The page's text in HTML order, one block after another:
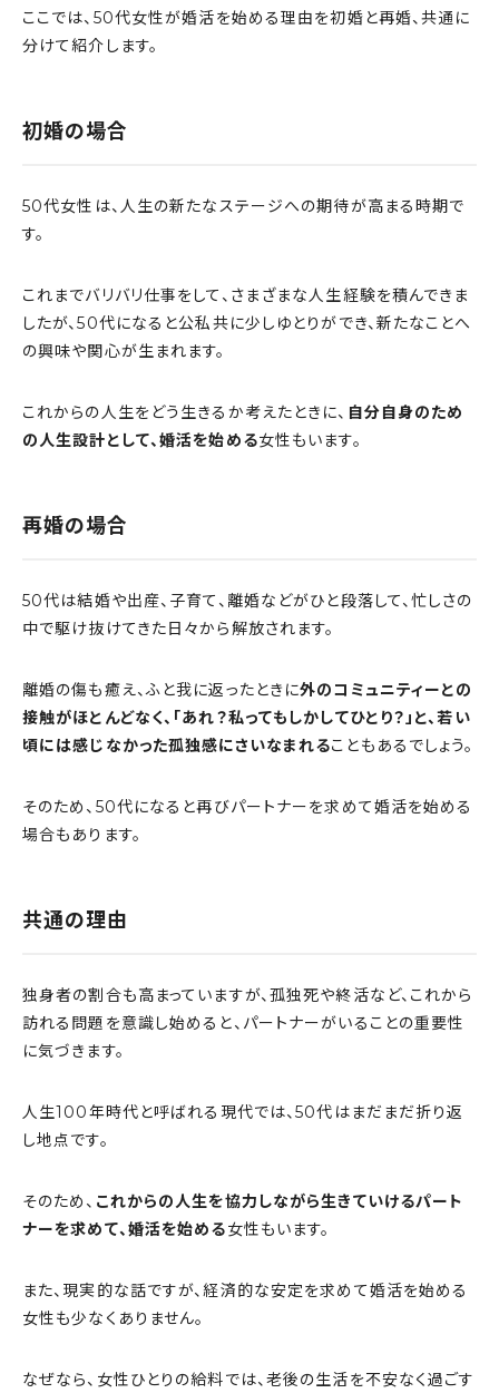
ここでは、50代女性が婚活を始める理由を初婚と再婚、共通に
分けて紹介します。
初婚の場合
50代女性は、人生の新たなステージへの期待が高まる時期で
す。
これまでバリバリ仕事をして、さまざまな人生経験を積んできま
したが、50代になると公私共に少しゆとりができ、新たなことへ
の興味や関心が生まれます。
これからの人生をどう生きるか考えたときに、 自分自身のため
の人生設計として、婚活を始める女性もいます。
再婚の場合
50代は結婚や出産、子育て、離婚などがひと段落して、忙しさの
中で駆け抜けてきた日々から解放されます。
離婚の傷も癒え、ふと我に返ったときに外のコミュニティーとの
接触がほとんどなく、「あれ？私ってもしかしてひとり？」と、若い
頃には感じなかった孤独感にさいなまれることもあるでしょう。
そのため、50代になると再びパートナーを求めて婚活を始める
場合もあります。
共通の理由
独身者の割合も高まっていますが、孤独死や終活など、これから
訪れる問題を意識し始めると、パートナーがいることの重要性
に気づきます。
人生100年時代と呼ばれる現代では、50代はまだまだ折り返
し地点です。
そのため、 これからの人生を協力しながら生きていけるパート
ナーを求めて、婚活を始める女性もいます。
また、現実的な話ですが、経済的な安定を求めて婚活を始める
女性も少なくありません。
なぜなら、女性ひとりの給料では、老後の生活を不安なく過ごす